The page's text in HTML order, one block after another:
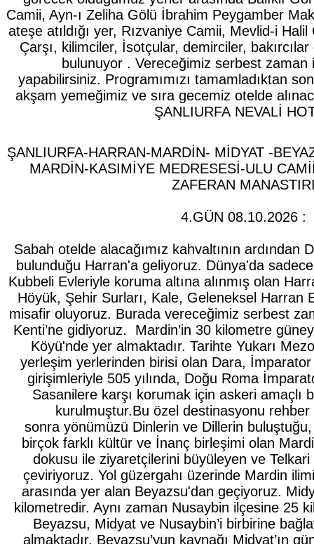
Camii, Ayn-ı Zeliha Gölü İbrahim Peygamber
ateşe atıldığı yer, Rızvaniye Camii, Mevlid-i
Çarşı, kilimciler, İsotçular, demirciler,
bulunuyor . Vereceğimiz serbest zaman
yapabilirsiniz. Programımızı tamamladıktan
akşam yemeğimiz ve sıra gecemiz otelde
ŞANLIURFA NEVALİ
ŞANLIURFA-HARRAN-MARDİN- MİDYAT -
MARDİN-KASIMİYE MEDRESESİ-ULU
ZAFERAN
4.GÜN 08.10.2026 :
Sabah otelde alacağımız kahvaltının ardından
bulunduğu Harran'a geliyoruz. Dünya'da
Kubbeli Evleriyle koruma altına alınmış olan
Höyük, Şehir Surları, Kale, Geleneksel Harran
misafir oluyoruz. Burada vereceğimiz serbest
Kenti’ne gidiyoruz.
Mardin’in 30 kilometre
Köyü'nde yer almaktadır. Tarihte Yukarı
yerleşim yerlerinden birisi olan Dara,
girişimleriyle 505 yılında, Doğu Roma
Sasanilere karşı korumak için askeri amaçlı
kurulmuştur.Bu özel destinasyonu
sonrayönümüzü Dinlerin ve Dillerin
birçok farklı kültür ve İnanç birleşimi olan
dokusu ile ziyaretçilerini büyüleyen ve Telkari
çeviriyoruz. Yol güzergahı üzerinde Mardin
arasında yer alan Beyazsu'dan geçiyoruz.
kilometredir. Aynı zaman Nusaybin ilçesine 25
Beyazsu, Midyat ve Nusaybin’i birbirine
almaktadır. Beyazsu’yun kaynağı Midyat’ın